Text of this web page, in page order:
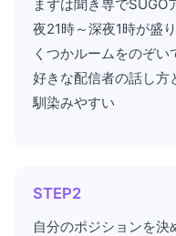
まずは聞き専でSUGO
夜21時～深夜1時が盛
くつかルームをのぞい
好きな配信者の話し方
馴染みやすい
STEP2
自分のポジションを決